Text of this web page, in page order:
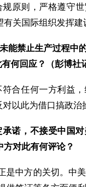
原则，严格遵守
关国际组织发挥建
能禁止生产过程中
何回应？（彭博社
合任何一方利益
以此为借口搞政治
诺，不接受中国
对此有何评论？
是中方的关切。中